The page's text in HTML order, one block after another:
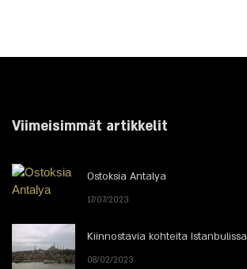
Viimeisimmät artikkelit
Ostoksia Antalya
17/07/2023
Kiinnostavia kohteita Istanbulissa
08/02/2023